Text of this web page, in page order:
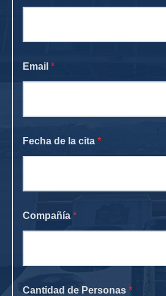
Email *
Fecha de la cita *
Compañía*
Cantidad de Personas *